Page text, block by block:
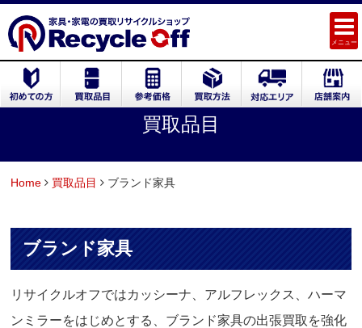
メニュー
買取品目
Home 買取品目 ブランド家具
ブランド家具
リサイクルオフではカッシーナ、アルフレックス、ハーマ
ンミラーをはじめとする、ブランド家具の出張買取を強化